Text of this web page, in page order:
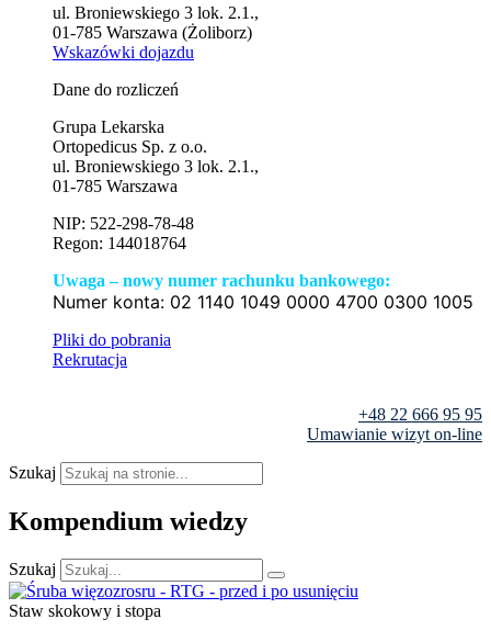
ul. Broniewskiego 3 lok. 2.1.,
01-785 Warszawa (Żoliborz)
Wskazówki dojazdu
Dane do rozliczeń
Grupa Lekarska
Ortopedicus Sp. z o.o.
ul. Broniewskiego 3 lok. 2.1.,
01-785 Warszawa
NIP: 522-298-78-48
Regon: 144018764
Uwaga – nowy numer rachunku bankowego:
Numer konta: 02 1140 1049 0000 4700 0300 1005
Pliki do pobrania
Rekrutacja
+48 22 666 95 95
Umawianie wizyt on-line
Szukaj
Kompendium wiedzy
Szukaj
Staw skokowy i stopa